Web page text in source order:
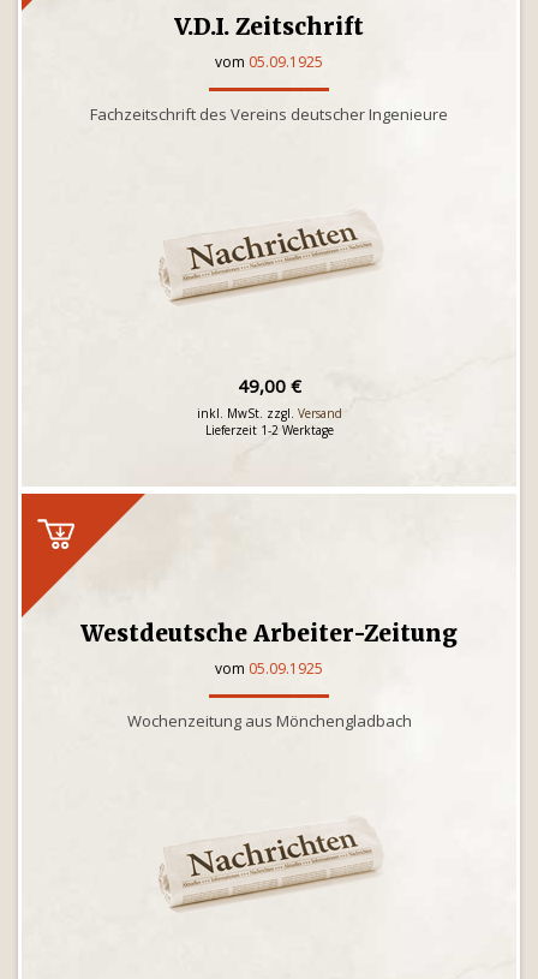
V.D.I. Zeitschrift
vom 05.09.1925
Fachzeitschrift des Vereins deutscher Ingenieure
49,00 €
inkl. MwSt. zzgl. Versand
Lieferzeit 1-2 Werktage
Westdeutsche Arbeiter-Zeitung
vom 05.09.1925
Wochenzeitung aus Mönchengladbach